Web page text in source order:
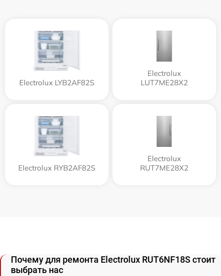
Electrolux LYB2AF82S
Electrolux
LUT7ME28X2
Electrolux RYB2AF82S
Electrolux
RUT7ME28X2
Почему для ремонта Electrolux RUT6NF18S стоит
выбрать нас